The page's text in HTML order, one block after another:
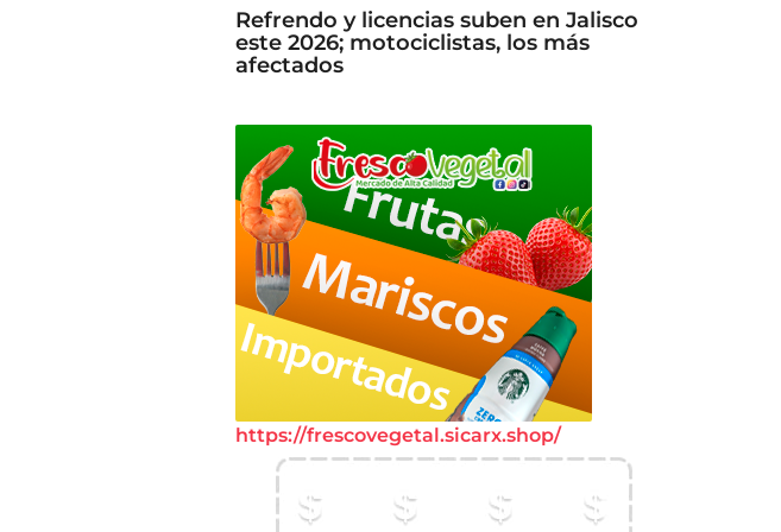
Refrendo y licencias suben en Jalisco
este 2026; motociclistas, los más
afectados
https://frescovegetal.sicarx.shop/